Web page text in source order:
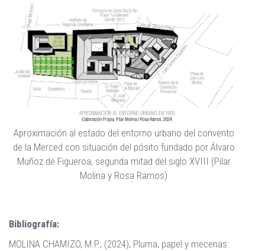
Aproximación al estado del entorno urbano del convento
de la Merced con situación del pósito fundado por Álvaro
Muñoz de Figueroa, segunda mitad del siglo XVIII (Pilar
Molina y Rosa Ramos)
Bibliografía:
MOLINA CHAMIZO, M.P., (2024), Pluma, papel y mecenas: